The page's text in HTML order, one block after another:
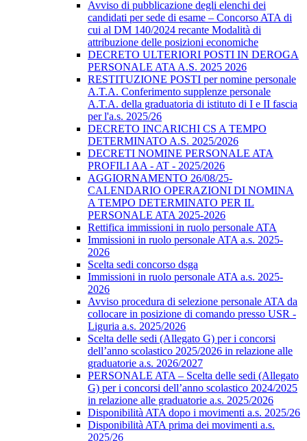
Avviso di pubblicazione degli elenchi dei
candidati per sede di esame – Concorso ATA di
cui al DM 140/2024 recante Modalità di
attribuzione delle posizioni economiche
DECRETO ULTERIORI POSTI IN DEROGA
PERSONALE ATA A.S. 2025 2026
RESTITUZIONE POSTI per nomine personale
A.T.A. Conferimento supplenze personale
A.T.A. della graduatoria di istituto di I e II fascia
per l'a.s. 2025/26
DECRETO INCARICHI CS A TEMPO
DETERMINATO A.S. 2025/2026
DECRETI NOMINE PERSONALE ATA
PROFILI AA - AT - 2025/2026
AGGIORNAMENTO 26/08/25-
CALENDARIO OPERAZIONI DI NOMINA
A TEMPO DETERMINATO PER IL
PERSONALE ATA 2025-2026
Rettifica immissioni in ruolo personale ATA
Immissioni in ruolo personale ATA a.s. 2025-
2026
Scelta sedi concorso dsga
Immissioni in ruolo personale ATA a.s. 2025-
2026
Avviso procedura di selezione personale ATA da
collocare in posizione di comando presso USR -
Liguria a.s. 2025/2026
Scelta delle sedi (Allegato G) per i concorsi
dell’anno scolastico 2025/2026 in relazione alle
graduatorie a.s. 2026/2027
PERSONALE ATA – Scelta delle sedi (Allegato
G) per i concorsi dell’anno scolastico 2024/2025
in relazione alle graduatorie a.s. 2025/2026
Disponibilità ATA dopo i movimenti a.s. 2025/26
Disponibilità ATA prima dei movimenti a.s.
2025/26